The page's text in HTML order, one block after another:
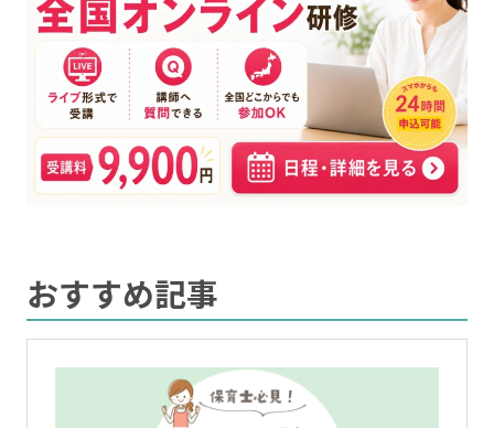
おすすめ記事